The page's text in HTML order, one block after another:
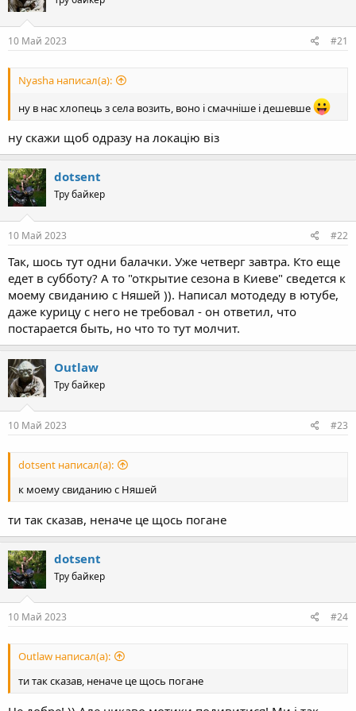
10 Май 2023 #21
Nyasha написал(а):
ну в нас хлопець з села возить, воно і смачніше і дешевше
ну скажи щоб одразу на локацію віз
dotsent
Тру байкер
10 Май 2023 #22
Так, шось тут одни балачки. Уже четверг завтра. Кто еще
едет в субботу? А то "открытие сезона в Киеве" сведется к
моему свиданию с Няшей )). Написал мотодеду в ютубе,
даже курицу с него не требовал - он ответил, что
постарается быть, но что то тут молчит.
Outlaw
Тру байкер
10 Май 2023 #23
dotsent написал(а):
к моему свиданию с Няшей
ти так сказав, неначе це щось погане
dotsent
Тру байкер
10 Май 2023 #24
Outlaw написал(а):
ти так сказав, неначе це щось погане